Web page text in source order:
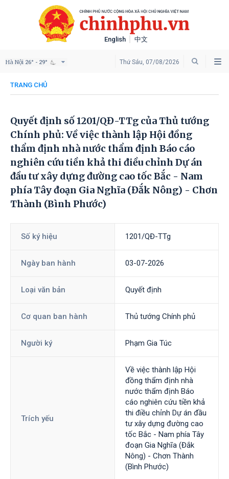
English 中文
Thứ Sáu, 07/08/2026
Hà Nội 26° - 29°
TRANG CHỦ
Quyết định số 1201/QĐ-TTg của Thủ tướng
Chính phủ: Về việc thành lập Hội đồng
thẩm định nhà nước thẩm định Báo cáo
nghiên cứu tiền khả thi điều chỉnh Dự án
đầu tư xây dựng đường cao tốc Bắc - Nam
phía Tây đoạn Gia Nghĩa (Đắk Nông) - Chơn
Thành (Bình Phước)
Số ký hiệu 1201/QĐ-TTg
Ngày ban hành 03-07-2026
Loại văn bản Quyết định
Cơ quan ban hành Thủ tướng Chính phủ
Người ký Phạm Gia Túc
Trích yếu
Về việc thành lập Hội
đồng thẩm định nhà
nước thẩm định Báo
cáo nghiên cứu tiền khả
thi điều chỉnh Dự án đầu
tư xây dựng đường cao
tốc Bắc - Nam phía Tây
đoạn Gia Nghĩa (Đắk
Nông) - Chơn Thành
(Bình Phước)